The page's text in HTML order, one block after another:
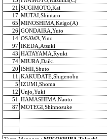
21 SUGIMOTO,Kai
17 MUTAI,Shintaro
65 MINOSHIMA,Keigo(A)
26 GONDAIRA,Yuto
14 OSAWA,Yuto
97 IKEDA,Atsuki
43 HATAYAMA,Ryuki
74 MIURA,Daiki
20 ISHII,Shuto
11 KAKUDATE,Shigenobu
5 IZUMI,Shoma
12 Unjo,Yuki
51 HAMASHIMA,Naoto
87 MOTEGI,Shinnosuke